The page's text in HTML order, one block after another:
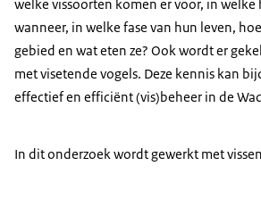
welke vissoorten komen er voor, in welke
wanneer, in welke fase van hun leven,
gebied en wat eten ze? Ook wordt er
met visetende vogels. Deze kennis kan
effectief en efficiënt (vis)beheer in de
In dit onderzoek wordt gewerkt met